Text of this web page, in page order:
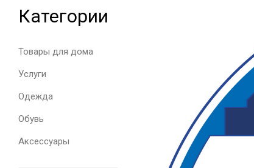
Категории
Товары для дома
Услуги
Одежда
Обувь
Аксессуары